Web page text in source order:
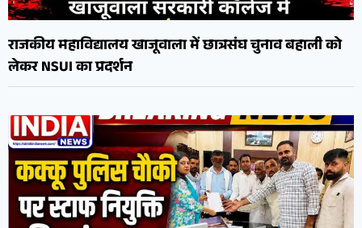
राजकीय महाविद्यालय खाजूवाला में छात्रसंघ चुनाव बहाली को
लेकर NSUI का प्रदर्शन